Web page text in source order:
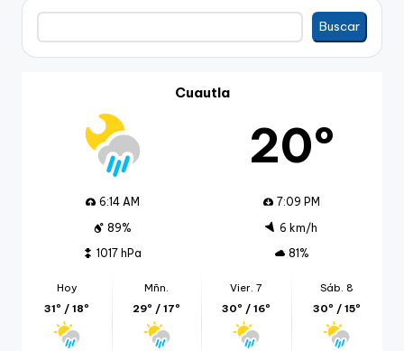
Buscar
Buscar
Cuautla
20º
6:14 AM
7:09 PM
89%
6 km/h
1017 hPa
81%
Hoy
31º / 18º
Mñn.
29º / 17º
Vier. 7
30º / 16º
Sáb. 8
30º / 15º